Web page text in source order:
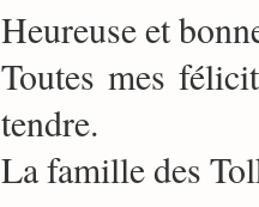
Heureuse et
Toutes mes
tendre.
La famille des